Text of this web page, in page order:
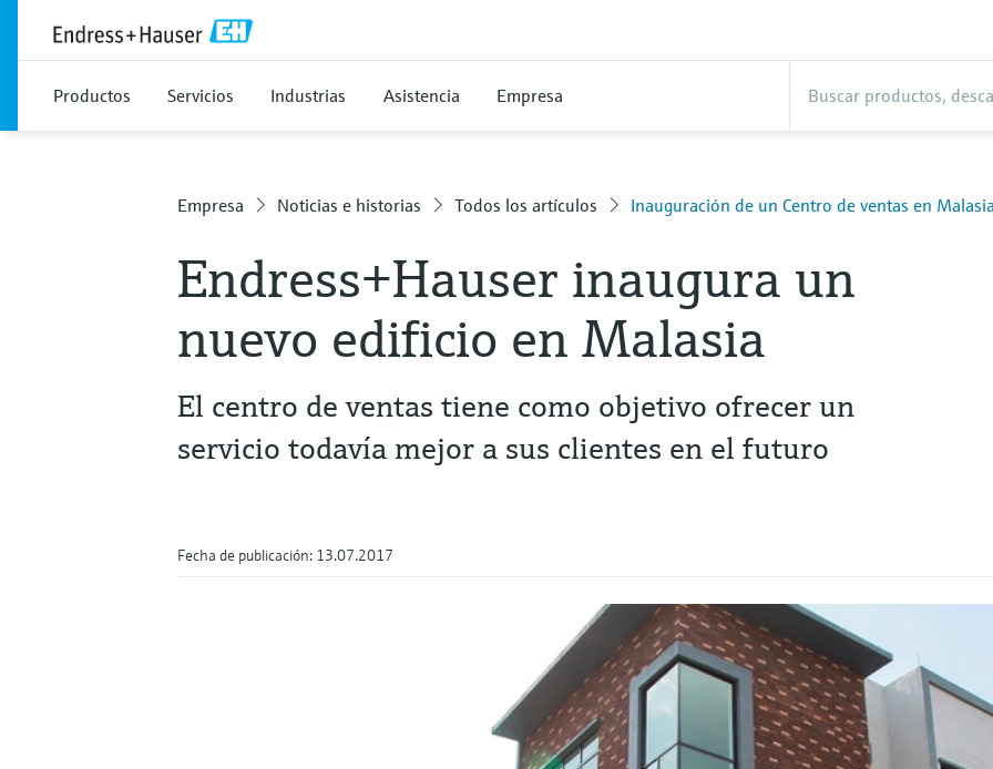
Productos Servicios Industrias Asistencia Empresa
Empresa Noticias e historias Todos los artículos Inauguración de un Centro de ventas en
Endress+Hauser inaugura un
nuevo edificio en Malasia
El centro de ventas tiene como objetivo ofrecer un
servicio todavía mejor a sus clientes en el futuro
Fecha de publicación: 13.07.2017